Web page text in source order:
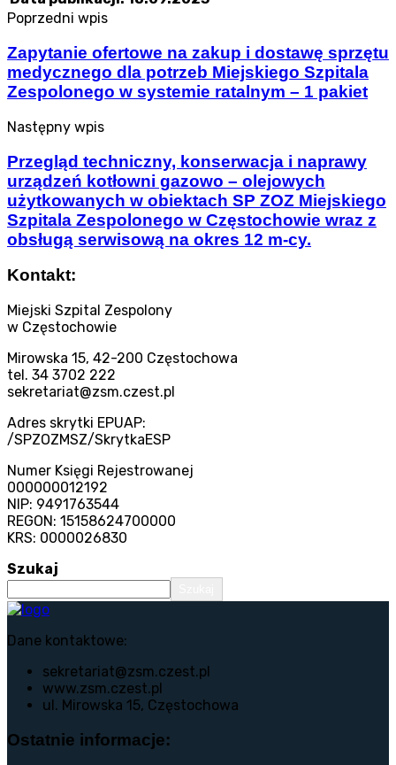
Poprzedni wpis
Zapytanie ofertowe na zakup i dostawę sprzętu
medycznego dla potrzeb Miejskiego Szpitala
Zespolonego w systemie ratalnym – 1 pakiet
Następny wpis
Przegląd techniczny, konserwacja i naprawy
urządzeń kotłowni gazowo – olejowych
użytkowanych w obiektach SP ZOZ Miejskiego
Szpitala Zespolonego w Częstochowie wraz z
obsługą serwisową na okres 12 m-cy.
Kontakt:
Miejski Szpital Zespolony
w Częstochowie
Mirowska 15, 42-200 Częstochowa
tel. 34 3702 222
sekretariat@zsm.czest.pl
Adres skrytki EPUAP:
/SPZOZMSZ/SkrytkaESP
Numer Księgi Rejestrowanej
000000012192
NIP: 9491763544
REGON: 15158624700000
KRS: 0000026830
Szukaj
Dane kontaktowe:
sekretariat@zsm.czest.pl
www.zsm.czest.pl
ul. Mirowska 15, Częstochowa
Ostatnie informacje: